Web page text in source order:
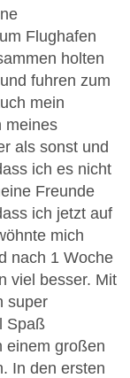
Flughafen
holten
fuhren zum
mein
meines
als sonst und
ich es nicht
Freunde
ich jetzt auf
mich
nach 1 Woche
viel besser. Mit
super
Spaß
einem großen
In den ersten